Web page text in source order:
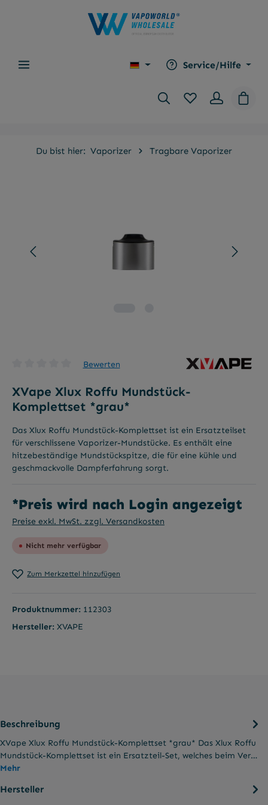
Service/Hilfe
Du hast 0
Du bist hier: Vaporizer Tragbare Vaporizer
Bewerten
XVape Xlux Roffu Mundstück-
Komplettset *grau*
Das Xlux Roffu Mundstück-Komplettset ist ein Ersatzteilset
für verschlissene Vaporizer-Mundstücke. Es enthält eine
hitzebeständige Mundstückspitze, die für eine kühle und
geschmackvolle Dampferfahrung sorgt.
*Preis wird nach Login angezeigt
Preise exkl. MwSt. zzgl. Versandkosten
Nicht mehr verfügbar
Zum Merkzettel hinzufügen
Produktnummer: 112303
Hersteller: XVAPE
Beschreibung
XVape Xlux Roffu Mundstück-Komplettset *grau* Das Xlux Roffu
Mundstück-Komplettset ist ein Ersatzteil-Set, welches beim Ver…
Mehr
Hersteller